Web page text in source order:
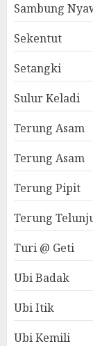
Sambung
Sekentut
Setangki
Sulur Keladi
Terung Asam
Terung Asam
Terung Pipit
Terung
Turi @ Geti
Ubi Badak
Ubi Itik
Ubi Kemili